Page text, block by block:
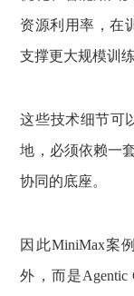
资源利用率，在
支撑更大规模训
这些技术细节可
地，必须依赖一
协同的底座。
因此MiniMax案
外，而是